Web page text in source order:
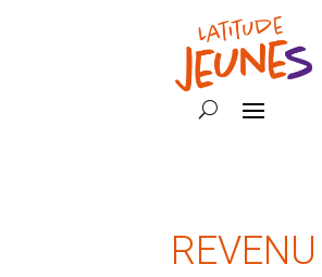
REVENU